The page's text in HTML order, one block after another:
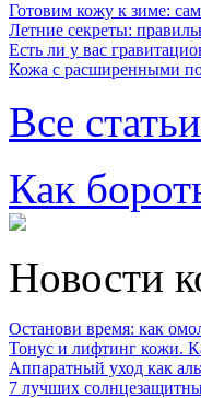
Готовим кожу к зиме:
Летние секреты:
Есть ли у вас
Кожа с расширенными
Все статьи
Как
Новости
Останови время: как
Тонус и лифтинг кожи.
Аппаратный уход как
7 лучших